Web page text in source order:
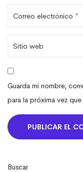
Buscar
Guarda mi nombre,
para la próxima vez